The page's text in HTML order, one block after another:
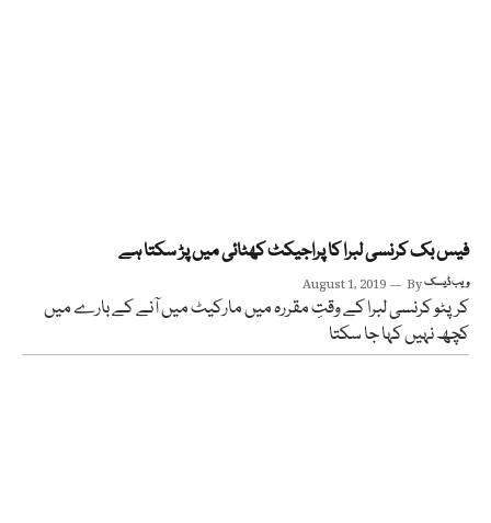
فیس بک کرنسی لبرا کا پراجیکٹ کھٹائی میں پڑ سکتا ہے
August 1, 2019 Byویب ڈیسک
کرپٹو کرنسی لبرا کے وقتِ مقررہ میں مارکیٹ میں آنے کے بارے میں
کچھ نہیں کہا جا سکتا